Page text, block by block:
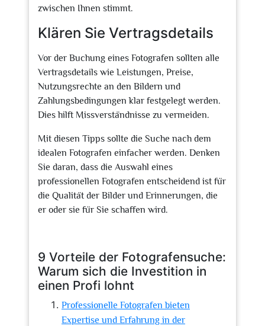
zwischen Ihnen stimmt.
Klären Sie Vertragsdetails
Vor der Buchung eines Fotografen sollten alle
Vertragsdetails wie Leistungen, Preise,
Nutzungsrechte an den Bildern und
Zahlungsbedingungen klar festgelegt werden.
Dies hilft Missverständnisse zu vermeiden.
Mit diesen Tipps sollte die Suche nach dem
idealen Fotografen einfacher werden. Denken
Sie daran, dass die Auswahl eines
professionellen Fotografen entscheidend ist für
die Qualität der Bilder und Erinnerungen, die
er oder sie für Sie schaffen wird.
9 Vorteile der Fotografensuche:
Warum sich die Investition in
einen Profi lohnt
Professionelle Fotografen bieten
Expertise und Erfahrung in der